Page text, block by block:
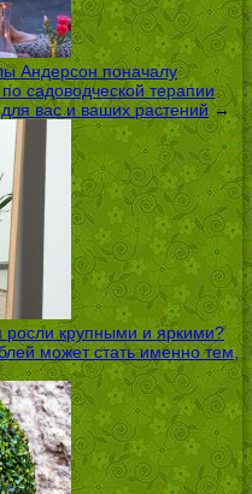
Андерсон поначалу
садоводческой терапии
для вас и ваших растений →
росли крупными и яркими?
может стать именно тем,